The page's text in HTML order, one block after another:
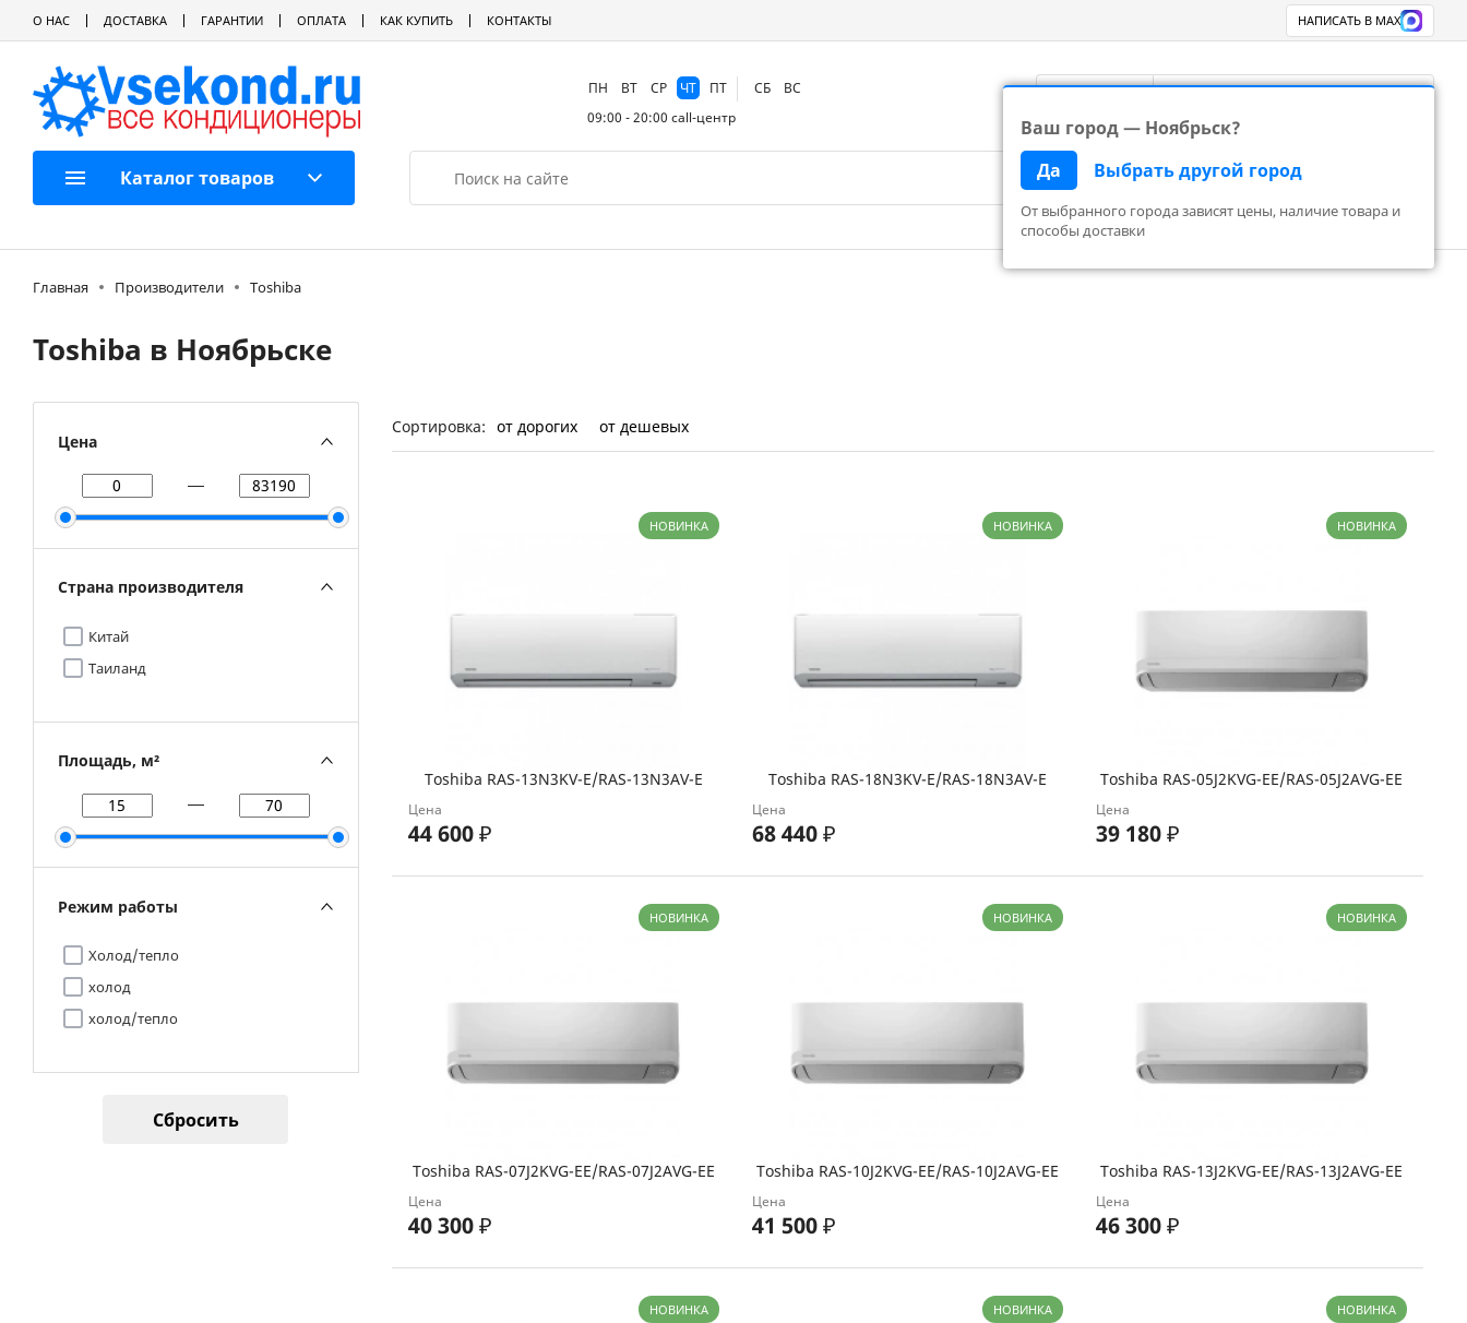
О НАС ДОСТАВКА ГАРАНТИИ ОПЛАТА КАК КУПИТЬ КОНТАКТЫ НАПИСАТЬ В MAX
ПН ВТ СР ЧТ ПТ СБ
ВС
09:00 - 20:00 call-центр
Ваш город — Ноябрьск?
Да
Выбрать другой город
От выбранного города зависят цены, наличие товара и
способы доставки
Каталог товаров Поиск
Главная Производители Toshiba
Toshiba в Ноябрьске
Сортировка: от дорогих от дешевых
НОВИНКА
Toshiba RAS-13N3KV-E/RAS-13N3AV-E
Цена
44 600₽
НОВИНКА
Toshiba RAS-18N3KV-E/RAS-18N3AV-E
Цена
68 440₽
НОВИНКА
Toshiba RAS-05J2KVG-EE/RAS-05J2AVG-EE
Цена
39 180₽
НОВИНКА
Toshiba RAS-07J2KVG-EE/RAS-07J2AVG-EE
Цена
40 300₽
НОВИНКА
Toshiba RAS-10J2KVG-EE/RAS-10J2AVG-EE
Цена
41 500₽
НОВИНКА
Toshiba RAS-13J2KVG-EE/RAS-13J2AVG-EE
Цена
46 300₽
НОВИНКА НОВИНКА НОВИНКА
Цена
Страна производителя
Китай
Таиланд
Площадь, м²
Режим работы
Холод/тепло
холод
холод/тепло
Сбросить